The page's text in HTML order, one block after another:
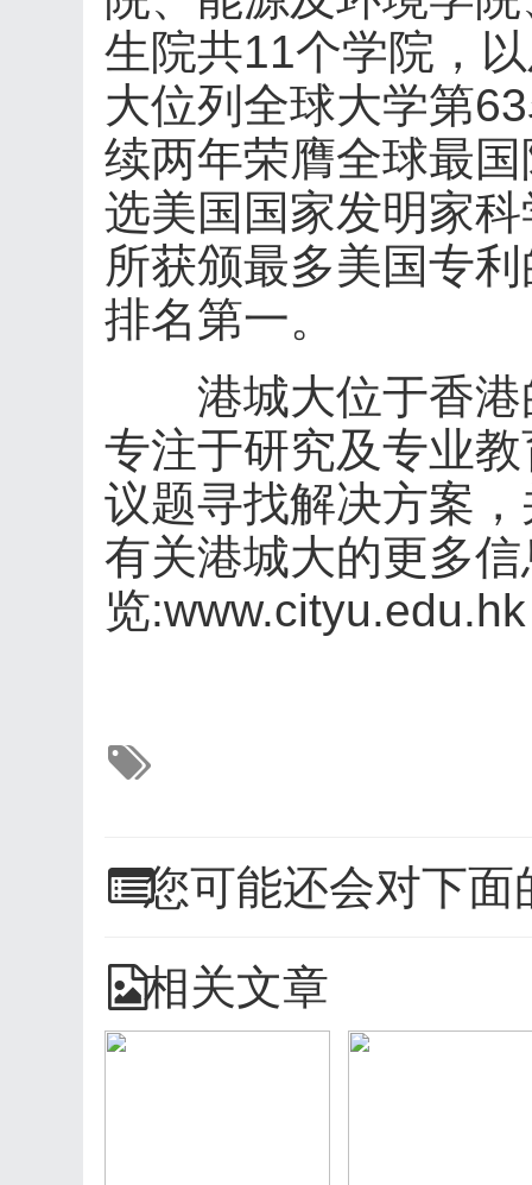
生院共11个学院，
大位列全球大学第
续两年荣膺全球最
选美国国家发明家
所获颁最多美国专
排名第一。
港城大位于香港
专注于研究及专业
议题寻找解决方案
有关港城大的更多
览:www.cityu.edu.hk
您可能还会对下面
相关文章